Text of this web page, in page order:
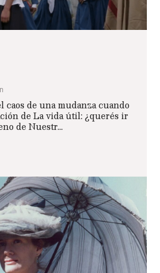
caos de una mudanza cuando
de La vida útil: ¿querés ir
de Nuestr...